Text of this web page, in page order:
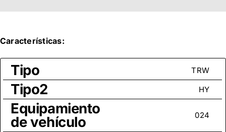
Características:
Tipo TRW
Tipo2 HY
Equipamiento
de vehículo 024